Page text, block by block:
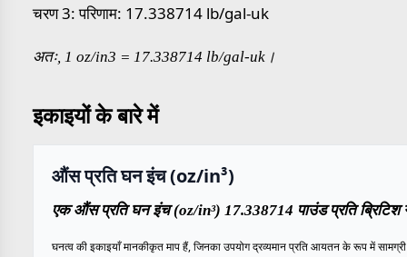
चरण 3: परिणाम: 17.338714 lb/gal-uk
अतः, 1 oz/in3 = 17.338714 lb/gal-uk।
इकाइयों के बारे में
औंस प्रति घन इंच (oz/in³)
एक औंस प्रति घन इंच (oz/in³) 17.338714 पाउंड प्रति
घनत्व की इकाइयाँ मानकीकृत माप हैं, जिनका उपयोग द्रव्यमान प्रति आयतन के रूप में